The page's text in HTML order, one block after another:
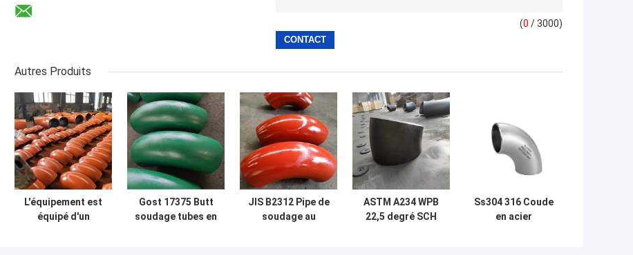
(0 / 3000)
Autres Produits
L'équipement est
équipé d'un
Gost 17375 Butt
soudage tubes en
JIS B2312 Pipe de
soudage au
ASTM A234 WPB
22,5 degré SCH
Ss304 316 Coude
en acier